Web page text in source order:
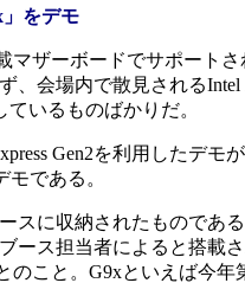
をデモ
ザーボードでサポートさ
、会場内で散見される
ているものばかりだ。
Gen2を利用したデモ
である。
スに収納されたものであ
ース担当者によると搭載
のこと。G9xといえば今